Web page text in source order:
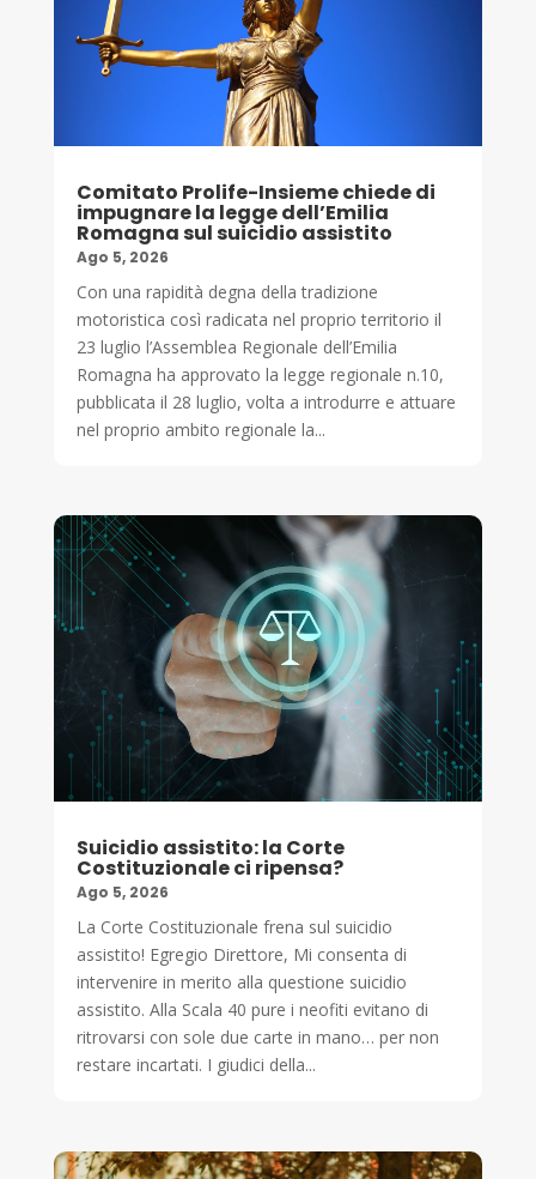
Comitato Prolife-Insieme chiede di
impugnare la legge dell’Emilia
Romagna sul suicidio assistito
Ago 5, 2026
Con una rapidità degna della tradizione
motoristica così radicata nel proprio territorio il
23 luglio l’Assemblea Regionale dell’Emilia
Romagna ha approvato la legge regionale n.10,
pubblicata il 28 luglio, volta a introdurre e attuare
nel proprio ambito regionale la...
Suicidio assistito: la Corte
Costituzionale ci ripensa?
Ago 5, 2026
La Corte Costituzionale frena sul suicidio
assistito! Egregio Direttore, Mi consenta di
intervenire in merito alla questione suicidio
assistito. Alla Scala 40 pure i neofiti evitano di
ritrovarsi con sole due carte in mano… per non
restare incartati. I giudici della...